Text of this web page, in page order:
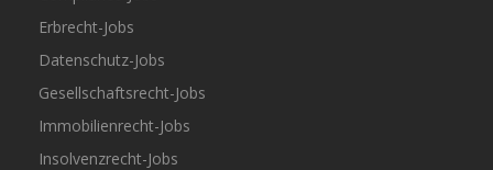
Erbrecht-Jobs
Datenschutz-Jobs
Gesellschaftsrecht-Jobs
Immobilienrecht-Jobs
Insolvenzrecht-Jobs